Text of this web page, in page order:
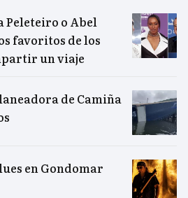
Peleteiro o Abel
favoritos de los
un viaje
de Camiña
en Gondomar